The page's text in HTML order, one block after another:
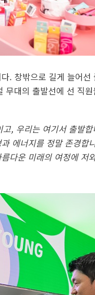
. 창밖으로 길게 늘어
대의 출발선에 선 직
, 우리는 여기서 출발
에너지를 정말 존경합
다운 미래의 여정에 저